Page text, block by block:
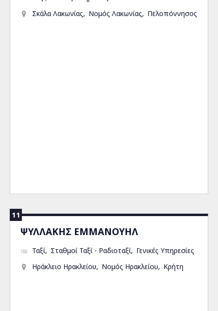
Σκάλα Λακωνίας
Νομός Λακωνίας Πελοπόννησος
11
ΨΥΛΛΑΚΗΣ ΕΜΜΑΝΟΥΗΛ
Ταξί Σταθμοί Ταξί - Ραδιοταξί
Γενικές Υπηρεσίες
Ηράκλειο Ηρακλείου
Νομός Ηρακλείου Κρήτη